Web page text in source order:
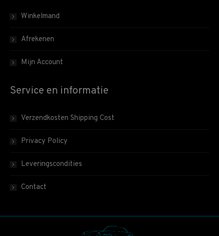
Winkelmand
Afrekenen
Mijn Account
Service en informatie
Verzendkosten Shipping Cost
Privacy Policy
Leveringscondities
Contact